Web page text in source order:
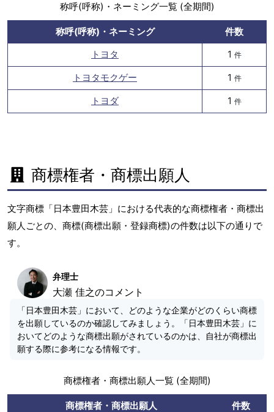
称呼(呼称)・ネーミング一覧 (全期間)
称呼(呼称)・ネーミング
件数
トヨタ
1 件
トヨタモクゲー 1 件
トヨダ 1 件
商標権者・商標出願人
文字商標「日本豊田木芸」における代表的な商標権者・商標出
願人ごとの、商標(商標出願・登録商標)の件数は以下の通りで
す。
弁理士
大瀬 佳之のコメント
「日本豊田木芸」において、どのような企業がどのくらい商標
を出願しているのか確認してみましょう。「日本豊田木芸」に
おいてどのような商標出願がされているのかは、自社が商標出
願する際に参考になる情報です。
商標権者・商標出願人一覧 (全期間)
商標権者・商標出願人 件数